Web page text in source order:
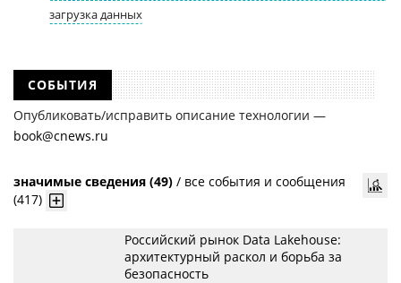
загрузка данных
СОБЫТИЯ
Опубликовать/исправить описание технологии —
book@cnews.ru
значимые сведения (49) / все события и сообщения
(417)
Российский рынок Data Lakehouse:
архитектурный раскол и борьба за
безопасность